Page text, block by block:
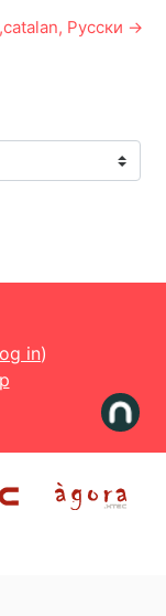
Русски →
in)